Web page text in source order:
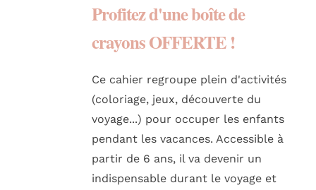
Profitez d'une boîte de
crayons OFFERTE !
Ce cahier regroupe plein d'activités
(coloriage, jeux, découverte du
voyage...) pour occuper les enfants
pendant les vacances. Accessible à
partir de 6 ans, il va devenir un
indispensable durant le voyage et